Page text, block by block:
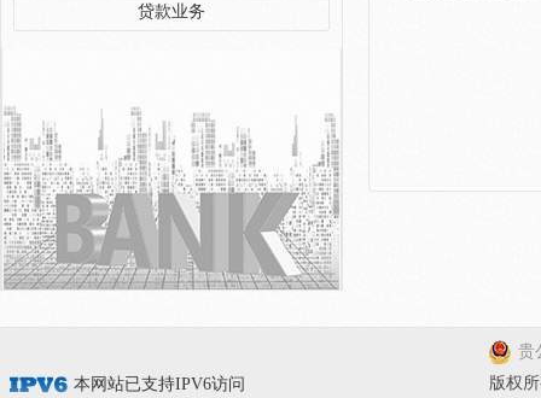
贷款业务
本网站已支持IPV6访问
贵
版权